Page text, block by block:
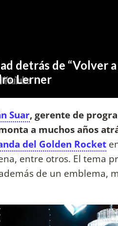
Suar, gerente de
a muchos años
del Golden Rocket
entre otros. El tema
de un emblema,